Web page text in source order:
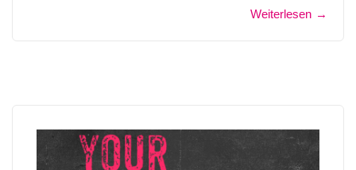
Weiterlesen →